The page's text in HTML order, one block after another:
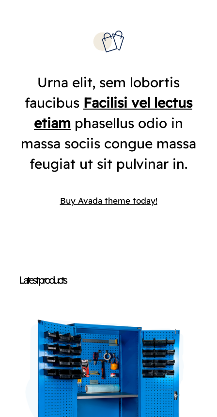
Urna elit, sem lobortis
faucibus Facilisi vel lectus
etiam phasellus odio in
massa sociis congue massa
feugiat ut sit pulvinar in.
Buy Avada theme today!
Latest products
Armario Metálico
FAA140360